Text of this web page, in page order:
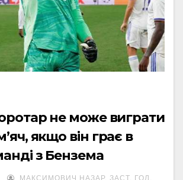
не може виграти
якщо він грає в
з Бензема
МАКСИМОВИЧ НАЗАР, ЗАСТ. ГОЛ.